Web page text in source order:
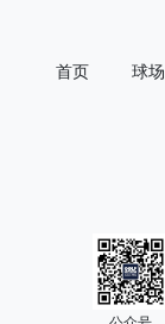
首页 球场